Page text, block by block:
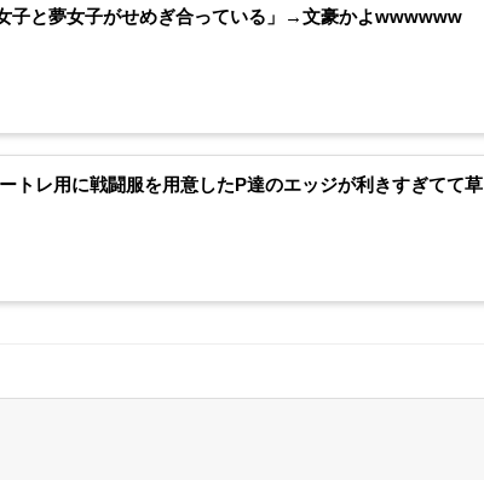
子と夢女子がせめぎ合っている」→文豪かよwwwwww
トレ用に戦闘服を用意したP達のエッジが利きすぎてて草